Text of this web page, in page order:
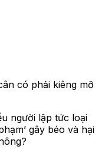
có phải kiêng mỡ
người lập tức loại
gây béo và hại